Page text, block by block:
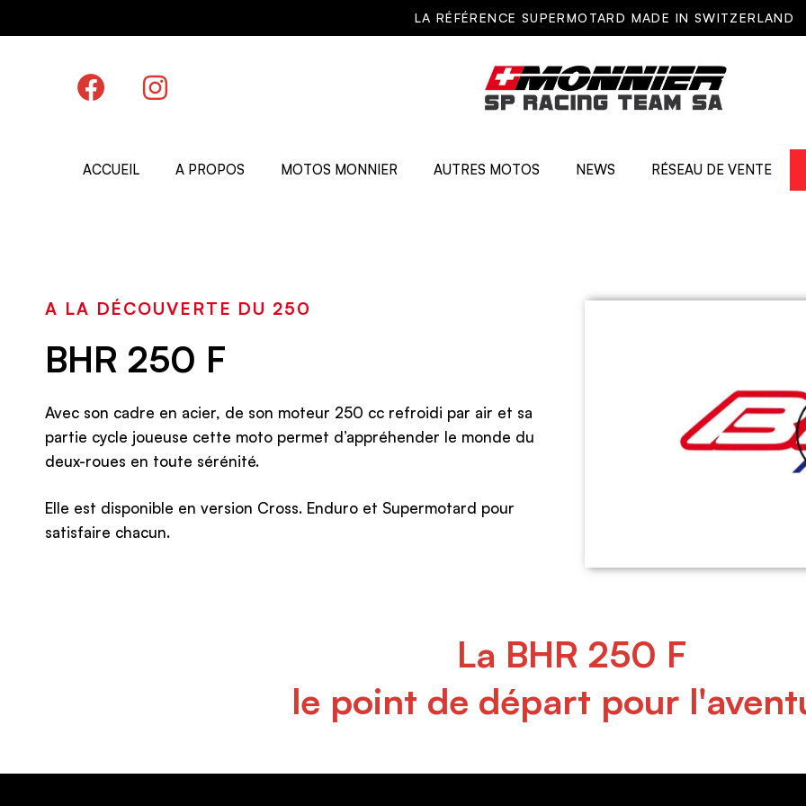
LA RÉFÉRENCE SUPERMOTARD MADE IN SWITZERLAND
ACCUEIL A PROPOS MOTOS MONNIER AUTRES MOTOS NEWS RÉSEAU DE VENTE
A LA DÉCOUVERTE DU 250
BHR 250 F
Avec son cadre en acier, de son moteur 250 cc refroidi par air et sa
partie cycle joueuse cette moto permet d’appréhender le monde du
deux-roues en toute sérénité.
Elle est disponible en version Cross. Enduro et Supermotard pour
satisfaire chacun.
La BHR 250 F
le point de départ pour